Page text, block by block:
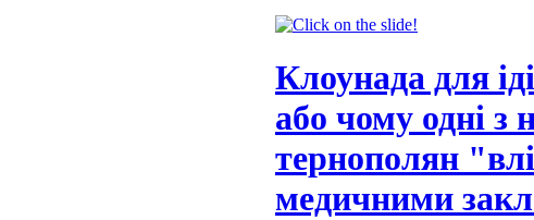
Клоунада для
або чому одні з
тернополян
медичними